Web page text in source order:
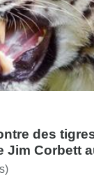
des
Jim Corbett